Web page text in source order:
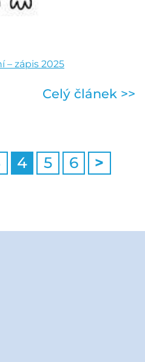
– zápis 2025
Celý článek >>
4 5 6 >